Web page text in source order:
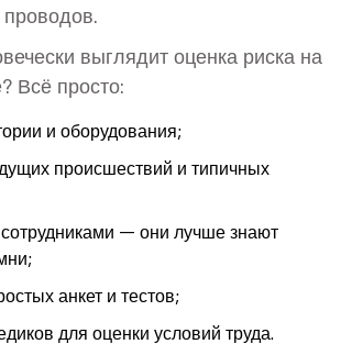
выглядит оценка риска на
Всё просто:
и оборудования;
происшествий и типичных
— они лучше знают
анкет и тестов;
для оценки условий труда.